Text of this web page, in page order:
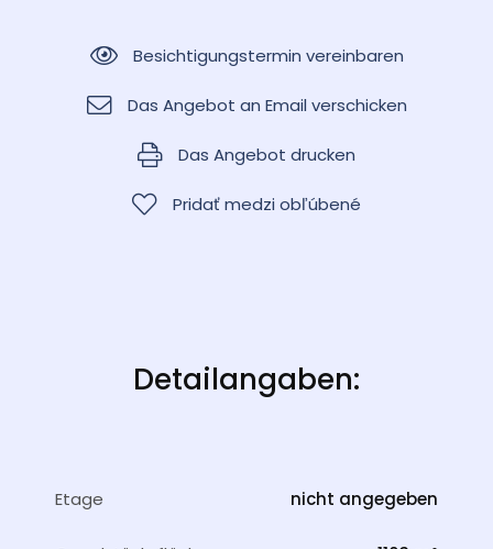
Besichtigungstermin vereinbaren
Das Angebot an Email verschicken
Das Angebot drucken
Pridať medzi obľúbené
Detailangaben:
Etage nicht angegeben